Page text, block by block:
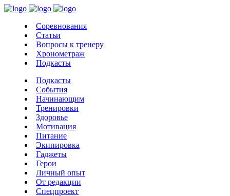
Соревнования
Статьи
Вопросы к тренеру
Хронометраж
Подкасты
Подкасты
События
Начинающим
Тренировки
Здоровье
Мотивация
Питание
Экипировка
Гаджеты
Герои
Личный опыт
От редакции
Спецпроект